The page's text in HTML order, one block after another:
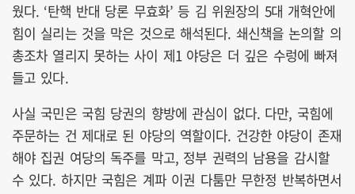
웠다. ‘탄핵 반대 당론 무효화’ 등 김 위원장의 5대 개혁안에
힘이 실리는 것을 막은 것으로 해석된다. 쇄신책을 논의할 의
총조차 열리지 못하는 사이 제1 야당은 더 깊은 수렁에 빠져
들고 있다.
사실 국민은 국힘 당권의 향방에 관심이 없다. 다만, 국힘에
주문하는 건 제대로 된 야당의 역할이다. 건강한 야당이 존재
해야 집권 여당의 독주를 막고, 정부 권력의 남용을 감시할
수 있다. 하지만 국힘은 계파 이권 다툼만 무한정 반복하면서